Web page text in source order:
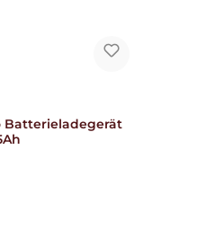
Batterieladegerät